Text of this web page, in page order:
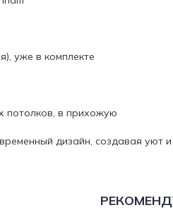
уже в комплекте
потолков, в прихожую
дизайн, создавая уют